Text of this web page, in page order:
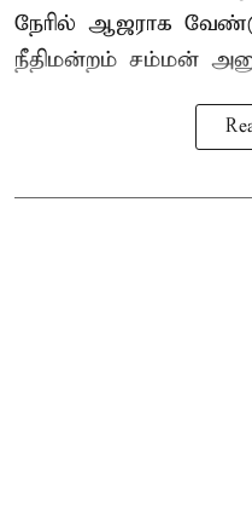
நேரில் ஆஜராக
நீதிமன்றம் சம்மன்